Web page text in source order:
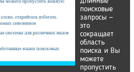
поисковые
запросы —
это
сокращает
область
поиска и Вы
можете
пропустить